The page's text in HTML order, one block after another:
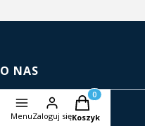
Linki w stopce
O NAS
Kontakt i dane firmy
MenuZaloguj się
Produkty w
Koszyk